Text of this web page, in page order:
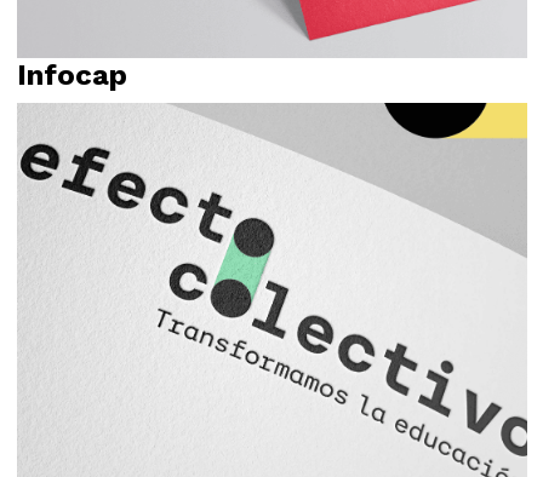
Identidad visual
Logotipo
Relato
Infocap